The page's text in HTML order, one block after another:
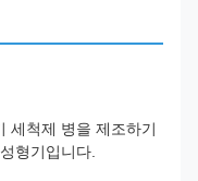
세척제 병을 제조하기
형기입니다.